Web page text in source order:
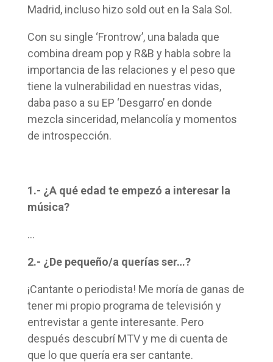
Madrid, incluso hizo sold out en la Sala Sol.
Con su single ‘Frontrow’, una balada que
combina dream pop y R&B y habla sobre la
importancia de las relaciones y el peso que
tiene la vulnerabilidad en nuestras vidas,
daba paso a su EP ‘Desgarro’ en donde
mezcla sinceridad, melancolía y momentos
de introspección.
1.- ¿A qué edad te empezó a interesar la
música?
…
2.- ¿De pequeño/a querías ser…?
¡Cantante o periodista! Me moría de ganas de
tener mi propio programa de televisión y
entrevistar a gente interesante. Pero
después descubrí MTV y me di cuenta de
que lo que quería era ser cantante.